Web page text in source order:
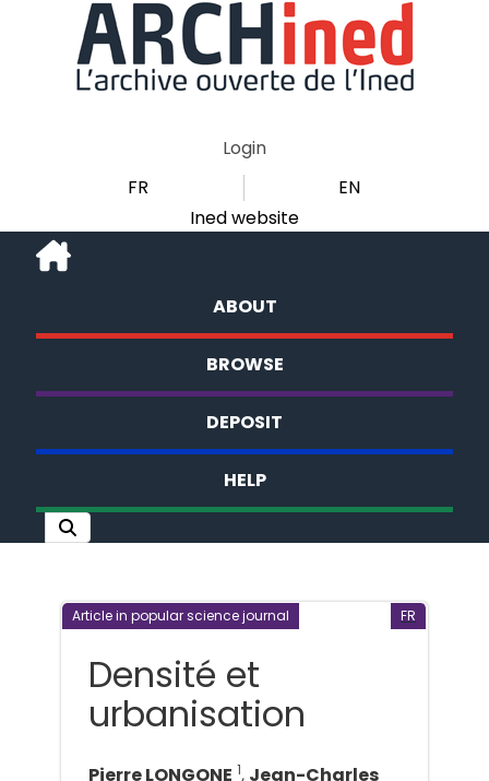
Login
FR
EN
Ined website
ABOUT
BROWSE
DEPOSIT
HELP
Article in popular science journal FR
Densité et
urbanisation
Pierre LONGONE 1, Jean-Charles